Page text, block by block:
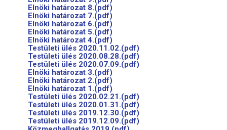
Elnöki határozat 8.(pdf)
Elnöki határozat 7.(pdf)
Elnöki határozat 6.(pdf)
Elnöki határozat 5.(pdf)
Elnöki határozat 4.(pdf)
Testületi ülés 2020.11.02.(pdf)
Testületi ülés 2020.08.28.(pdf)
Testületi ülés 2020.07.09.(pdf)
Elnöki határozat 3.(pdf)
Elnöki határozat 2.(pdf)
Elnöki határozat 1.(pdf)
Testületi ülés 2020.02.21.(pdf)
Testületi ülés 2020.01.31.(pdf)
Testületi ülés 2019.12.30.(pdf)
Testületi ülés 2019.12.09.(pdf)